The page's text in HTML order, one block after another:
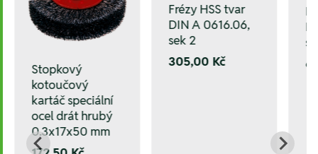
Stopkový
kotoučový
kartáč speciální
ocel drát hrubý
0.3x17x50 mm
Frézy HSS tvar
DIN A 0616.06,
sek 2
305,00 Kč